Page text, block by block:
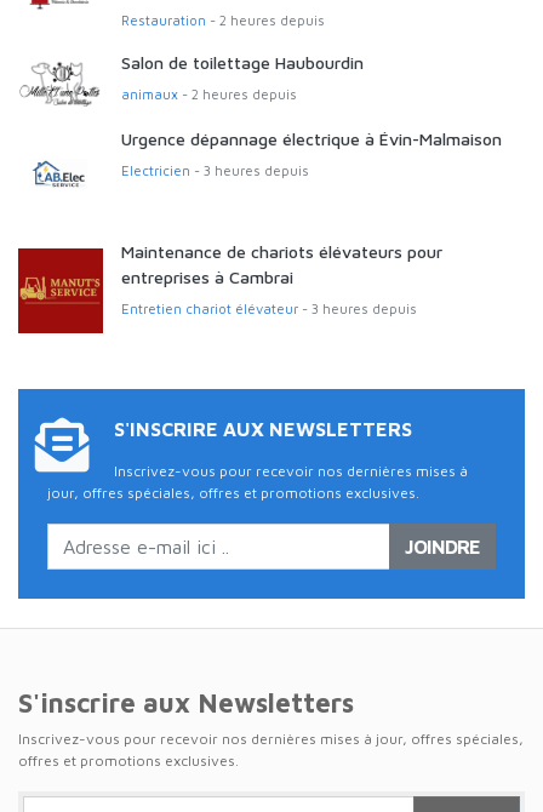
Restauration - 2 heures depuis
Salon de toilettage Haubourdin
animaux- 2 heures depuis
Urgence dépannage électrique à Évin-Malmaison
Electricien - 3 heures depuis
Maintenance de chariots élévateurs pour
entreprises à Cambrai
Entretien chariot élévateur- 3 heures depuis
S'INSCRIRE AUX NEWSLETTERS
Inscrivez-vous pour recevoir nos dernières mises à
jour, offres spéciales, offres et promotions exclusives.
JOINDRE
S'inscrire aux Newsletters
Inscrivez-vous pour recevoir nos dernières mises à jour, offres spéciales,
offres et promotions exclusives.